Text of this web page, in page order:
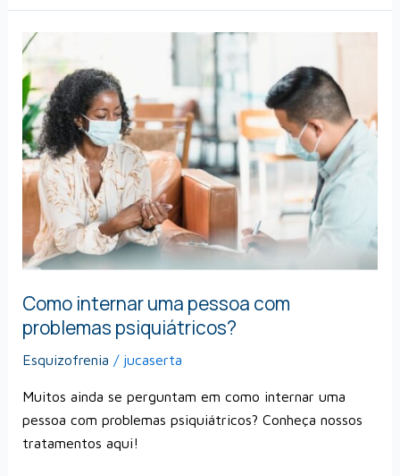
Como internar uma pessoa com
problemas psiquiátricos?
Esquizofrenia / jucaserta
Muitos ainda se perguntam em como internar uma
pessoa com problemas psiquiátricos? Conheça nossos
tratamentos aqui!
Como
internar
uma
pessoa
com
problemas
psiquiátricos?